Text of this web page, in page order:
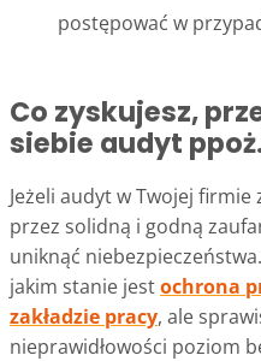
postępować w
Co zyskujesz,
siebie audyt
Jeżeli audyt w Twojej
przez solidną i godną
uniknąć
jakim stanie jestochrona
zakładzie pracy, ale
nieprawidłowości poziom